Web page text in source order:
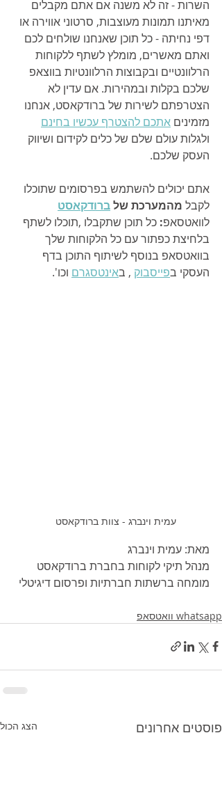
השרות - זה לא משנה אם אתם מקבלים
מאיתנו תמונות מעוצבות, סרטוני אווירה או
דפי נחיתה - כל תוכן שאנחנו שולחים לכם
ואתם מאשרים, מומלץ לשתף ללקוחות
הרלוונטיים ובקבוצות הרלוונטיות בווצאפ
שלכם בקלות ובמהירות. אם עדין לא
הצטרפתם לשירות של ברודקאסט, אנחנו
מזמינים אתכם להצטרף עכשיו בחינם
ולגלות עולם שלם של כלים לקידום ושיווק
העסק שלכם.
אתם יכולים להשתמש בפרסומים שתוכלו
לקבל מהמערכת של ברודקאסט
לוואטסאפ: כל תוכן שתקבלו ,תוכלו לשתף
בלחיצת כפתור עם כל הלקוחות שלך
בוואטסאפ בנוסף לשיתוף התוכן בדף
העסקי בפייסבוק , באינטסגרם וכו'.
עמית וינברג - צוות ברודקאסט
מאת: עמית וינברג
מנהל תיקי לקוחות בחברת ברודקאסט
מומחה ברשתות חברתיות ופרסום דיגיטלי
whatsapp וואטסאפ
פוסטים אחרונים הצג הכול